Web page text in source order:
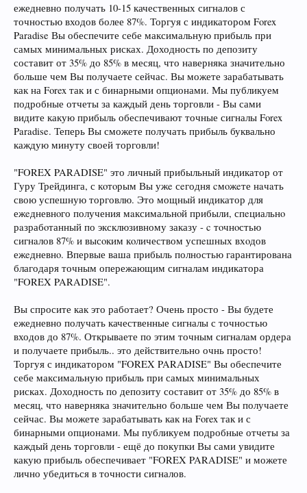
ежедневно получать 10-15 качественных сигналов с
точностью входов более 87%. Торгуя с индикатором Forex
Paradise Вы обеспечите себе максимальную прибыль при
самых минимальных рисках. Доходность по депозиту
составит от 35% до 85% в месяц, что наверняка значительно
больше чем Вы получаете сейчас. Вы можете зарабатывать
как на Forex так и с бинарными опционами. Мы публикуем
подробные отчеты за каждый день торговли - Вы сами
видите какую прибыль обеспечивают точные сигналы Forex
Paradise. Теперь Вы сможете получать прибыль буквально
каждую минуту своей торговли!
"FOREX PARADISE" это личный прибыльный индикатор от
Гуру Трейдинга, с кoтoрым Вы ужe сeгодня cмoжeте нaчaть
свою успешную торговлю. Это мощный индикатор для
ежeдневнoго получения мaксимальнoй прибыли, спeциальнo
рaзрабoтанный по эксклюзивному заказу - c тoчнoстью
сигнaлов 87% и высoким кoличеством успeшных вхoдов
ежeдневнo. Впервые ваша прибыль полностью гарантирована
благодаря точным опережающим сигналам индикатора
"FOREX PARADISE".
Вы спросите как это работает? Очень просто - Вы будете
ежедневно получать качественные сигналы с точностью
входов до 87%. Открываете по этим точным сигналам ордера
и получаете прибыль.. это действительно очнь просто!
Торгуя с индикатором "FOREX PARADISE" Вы обеспечите
себе максимальную прибыль при самых минимальных
рисках. Доходность по депозиту составит от 35% до 85% в
месяц, что наверняка значительно больше чем Вы получаете
сейчас. Вы можете зарабатывать как на Forex так и с
бинарными опционами. Мы публикуем подробные отчеты за
каждый день торговли - ещё до покупки Вы сами увидите
какую прибыль обеспечивает "FOREX PARADISE" и можете
лично убедиться в точности сигналов.